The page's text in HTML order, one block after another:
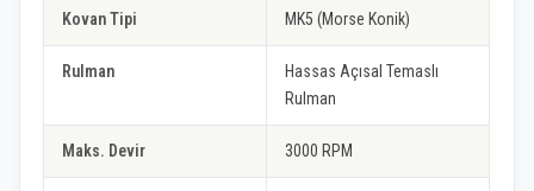
Kovan Tipi MK5 (Morse Konik)
Rulman
Hassas Açısal Temaslı
Rulman
Maks. Devir 3000 RPM